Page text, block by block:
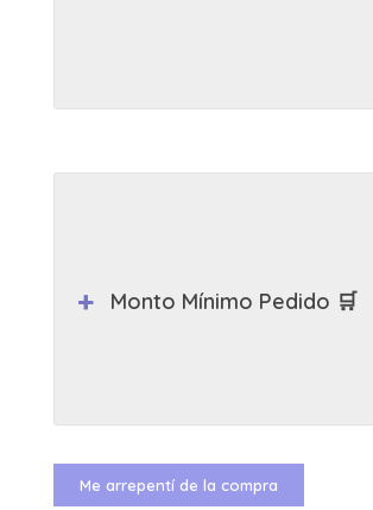
Monto Mínimo Pedido 🛒
Me arrepentí de la compra